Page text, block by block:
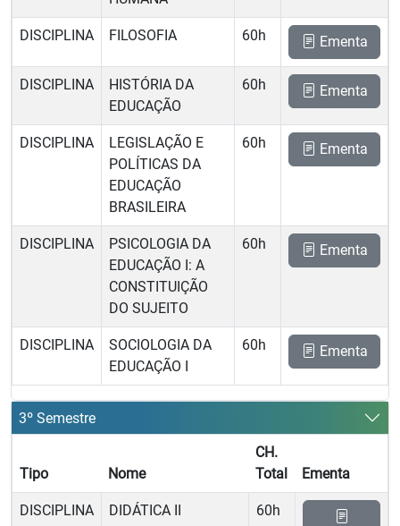
DISCIPLINA FILOSOFIA 60h Ementa
DISCIPLINA
HISTÓRIA DA
EDUCAÇÃO
60h Ementa
DISCIPLINA
LEGISLAÇÃO E
POLÍTICAS DA
EDUCAÇÃO
BRASILEIRA
60h Ementa
DISCIPLINA
PSICOLOGIA DA
EDUCAÇÃO I: A
CONSTITUIÇÃO
DO SUJEITO
60h Ementa
DISCIPLINA
SOCIOLOGIA DA
EDUCAÇÃO I
60h Ementa
3º Semestre
Tipo Nome
CH.
Total
Ementa
DISCIPLINA DIDÁTICA II
60h